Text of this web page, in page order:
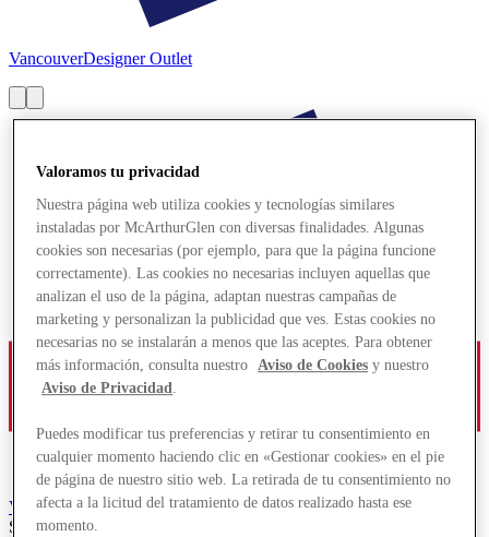
VancouverDesigner Outlet
Vancouver Designer Outlet
Search input
Valoramos tu privacidad
Nuestra página web utiliza cookies y tecnologías similares
instaladas por McArthurGlen con diversas finalidades. Algunas
cookies son necesarias (por ejemplo, para que la página funcione
correctamente). Las cookies no necesarias incluyen aquellas que
analizan el uso de la página, adaptan nuestras campañas de
marketing y personalizan la publicidad que ves. Estas cookies no
necesarias no se instalarán a menos que las aceptes. Para obtener
más información, consulta nuestro
Aviso de Cookies y nuestro
Aviso de Privacidad
Puedes modificar tus preferencias y retirar tu consentimiento en
cualquier momento haciendo clic en «Gestionar cookies» en el pie
de página de nuestro sitio web. La retirada de tu consentimiento no
afecta a la licitud del tratamiento de datos realizado hasta ese
momento.